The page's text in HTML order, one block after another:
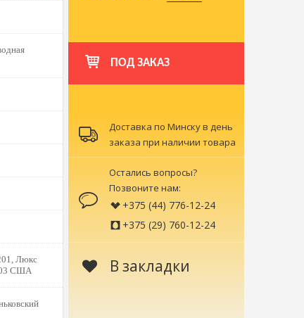
Люкс
США
ПОД ЗАКАЗ
Доставка по Минску в день
заказа при наличии товара
Остались вопросы?
Позвоните нам:
+375 (44) 776-12-24
+375 (29) 760-12-24
В закладки